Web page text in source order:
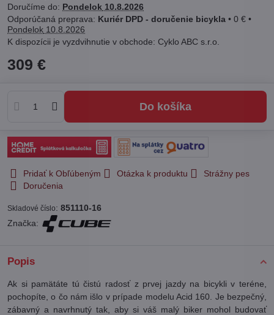
Doručíme do: Pondelok 10.8.2026
Kuriér DPD - doručenie bicykla • 0 € •
Pondelok 10.8.2026
Cyklo ABC s.r.o.
309 €
Do košíka
Pridať k Obľúbeným Otázka k produktu
Strážny pes
Doručenia
Skladové číslo: 851110-16
Značka:
Popis
Ak si pamätáte tú čistú radosť z prvej jazdy na bicykli v teréne,
pochopíte, o čo nám išlo v prípade modelu Acid 160. Je bezpečný,
zábavný a navrhnutý tak, aby si váš malý biker mohol budovať